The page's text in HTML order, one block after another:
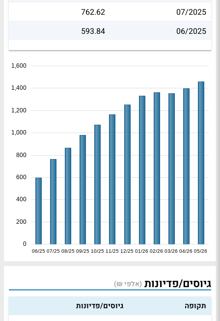
07/2025
762.62
06/2025
593.84
06/25 07/25 08/25 09/25 10/25 11/25 12/25 01/26 02/26 03/26 04/26 05/26
0
200
400
600
800
1,000
1,200
1,400
1,600
גיוסים/פדיונות (אלפי ₪)
תקופה גיוסים/פדיונות